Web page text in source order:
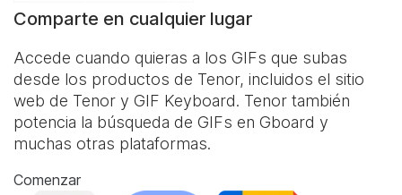
Comparte en cualquier lugar
Accede cuando quieras a los GIFs que subas
desde los productos de Tenor, incluidos el sitio
web de Tenor y GIF Keyboard. Tenor también
potencia la búsqueda de GIFs en Gboard y
muchas otras plataformas.
Comenzar